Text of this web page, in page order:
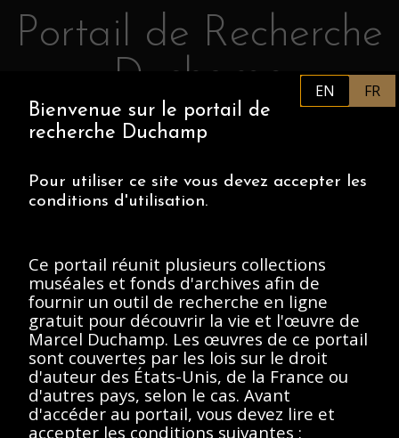
Retourner au contenu principal
Portail de Recherche
Duchamp
PHILADELPHIA MUSEUM OF
ART
Archives Marcel
Duchamp, 1912-
Present
Contenus Description
EN FR
Bienvenue sur le portail de
recherche Duchamp
Pour utiliser ce site vous devez accepter les
conditions d'utilisation.
Ce portail réunit plusieurs collections
muséales et fonds d'archives afin de
fournir un outil de recherche en ligne
gratuit pour découvrir la vie et l'œuvre de
Marcel Duchamp. Les œuvres de ce portail
sont couvertes par les lois sur le droit
d'auteur des États-Unis, de la France ou
d'autres pays, selon le cas. Avant
d'accéder au portail, vous devez lire et
accepter les conditions suivantes :